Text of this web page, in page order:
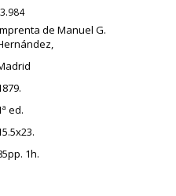
de Manuel G.
ed.
1h.